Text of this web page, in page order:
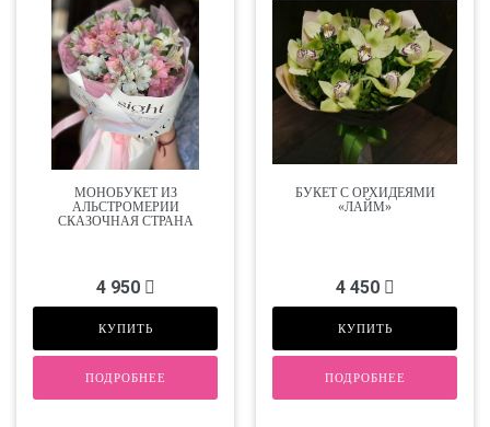
МОНОБУКЕТ ИЗ
АЛЬСТРОМЕРИИ
СКАЗОЧНАЯ СТРАНА
4 950
КУПИТЬ
ПОДРОБНЕЕ
БУКЕТ С ОРХИДЕЯМИ
«ЛАЙМ»
4 450
КУПИТЬ
ПОДРОБНЕЕ